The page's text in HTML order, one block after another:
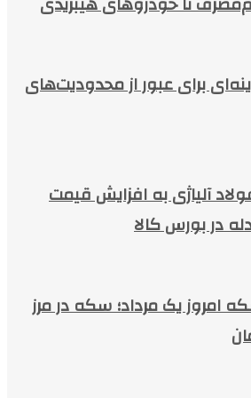
برای عبور از محدودیت‌های
آلیاژی به افزایش قیمت
در بورس کالا
امروز یک مرداد؛ سکه در مرز